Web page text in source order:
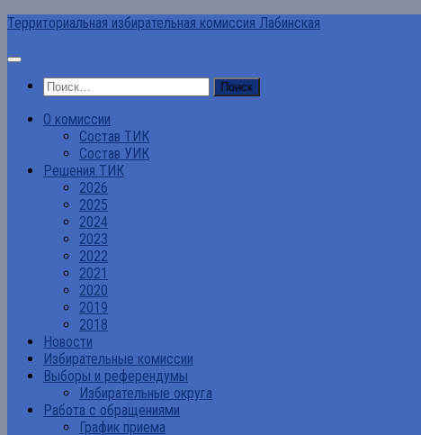
Перейти
содержимому
Территориальная избирательная комиссия Лабинская
Найти:
О комиссии
Состав ТИК
Состав УИК
Решения ТИК
2026
2025
2024
2023
2022
2021
2020
2019
2018
Новости
Избирательные комиссии
Выборы и референдумы
Избирательные округа
Работа с обращениями
График приема